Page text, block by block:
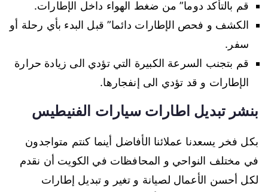
قم بالتأكد دوما” من ضغط الهواء داخل الإطارات.
الكشف و فحص الإطارات دائما” قبل البدء بأي رحلة أو
سفر.
قم بتجنب السرعة الكبيرة التي تؤدي الى زيادة حرارة
الإطارات و قد تؤدي الى إنفجارها.
بنشر تبديل اطارات سيارات الفنيطيس
بكل فخر يسعدنا عملائنا الأفاضل أينما كنتم متواجدون
في مختلف النواحي و المحافظات في الكويت أن نقدم
لكل أحسن الأعمال لصيانة و تغير و تبديل إطارات